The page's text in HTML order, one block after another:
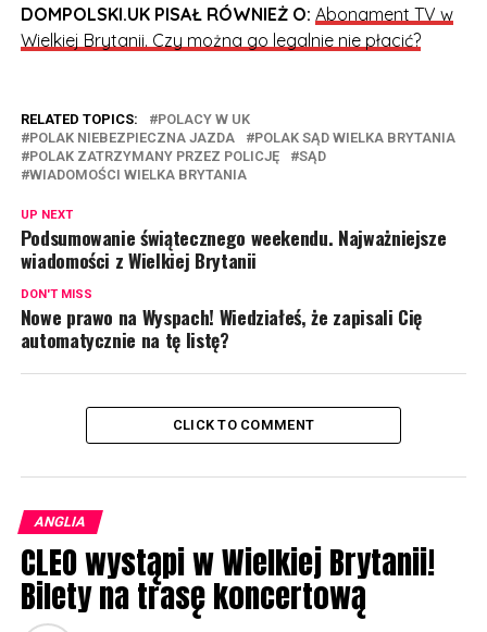
DOMPOLSKI.UK PISAŁ RÓWNIEŻ O: Abonament TV w
Wielkiej Brytanii. Czy można go legalnie nie płacić?
RELATED TOPICS:
POLACY W UK
POLAK NIEBEZPIECZNA JAZDA
POLAK SĄD WIELKA BRYTANIA
POLAK ZATRZYMANY PRZEZ POLICJĘ
SĄD
WIADOMOŚCI WIELKA BRYTANIA
UP NEXT
Podsumowanie świątecznego weekendu. Najważniejsze
wiadomości z Wielkiej Brytanii
DON'T MISS
Nowe prawo na Wyspach! Wiedziałeś, że zapisali Cię
automatycznie na tę listę?
CLICK TO COMMENT
ANGLIA
CLEO wystąpi w Wielkiej Brytanii!
Bilety na trasę koncertową